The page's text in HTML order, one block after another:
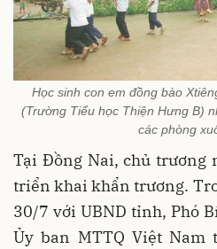
Học sinh con em đồng bào
(Trường Tiểu học Thiện Hưng B)
các phòng
Tại Đồng Nai, chủ trương
triển khai khẩn trương.
30/7 với UBND tỉnh, Phó
Ủy ban MTTQ Việt